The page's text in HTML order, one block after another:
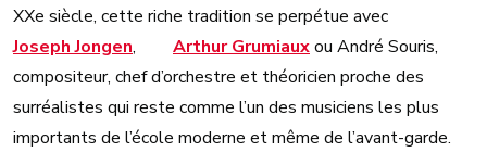
XXe siècle, cette riche tradition se perpétue avec
Joseph Jongen, Arthur Grumiauxou André Souris,
compositeur, chef d’orchestre et théoricien proche des
surréalistes qui reste comme l’un des musiciens les plus
importants de l’école moderne et même de l’avant-garde.